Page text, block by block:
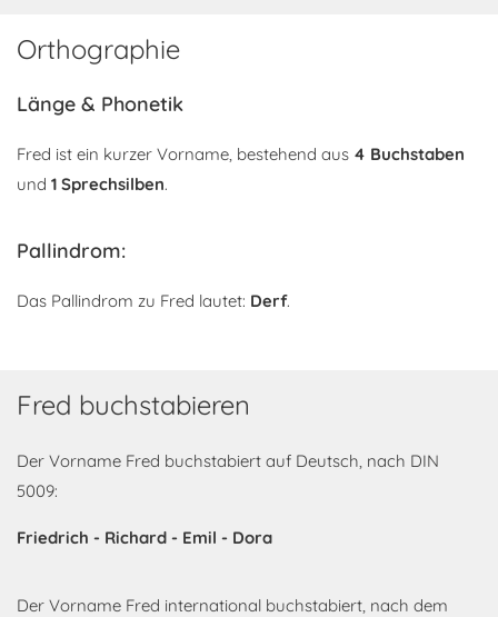
Orthographie
Länge & Phonetik
Fred ist ein kurzer Vorname, bestehend aus 4 Buchstaben
und 1 Sprechsilben.
Pallindrom:
Das Pallindrom zu Fred lautet: Derf.
Fred buchstabieren
Der Vorname Fred buchstabiert auf Deutsch, nach DIN
5009:
Friedrich - Richard - Emil - Dora
Der Vorname Fred international buchstabiert, nach dem